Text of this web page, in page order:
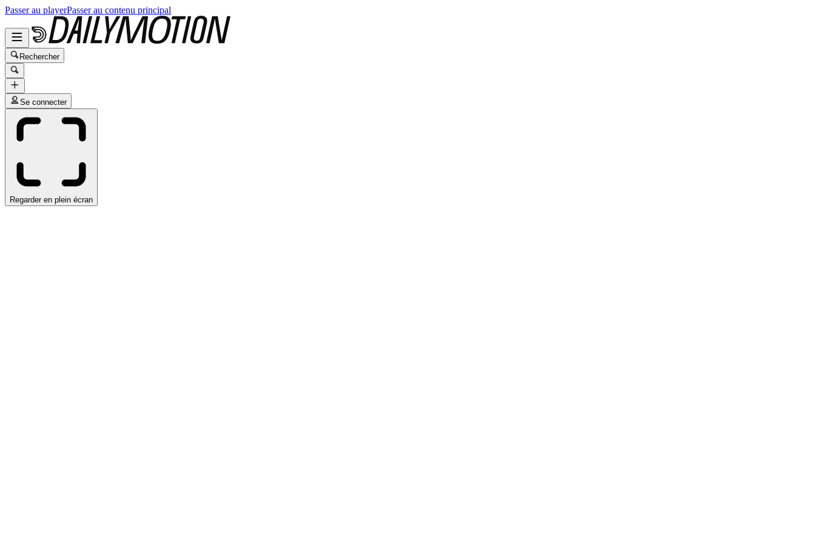
Passer au playerPasser au contenu principal
Rechercher
Se connecter
Regarder en plein écran